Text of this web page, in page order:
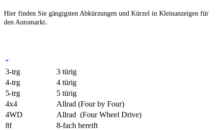
Hier finden Sie gängigsten Abkürzungen und Kürzel in Kleinanzeigen für
den Automarkt.
-
3-trg
3 türig
4-trg
4 türig
5-trg
5 türig
4x4
Allrad (Four by Four)
4WD
Allrad (Four Wheel Drive)
8f
8-fach bereift